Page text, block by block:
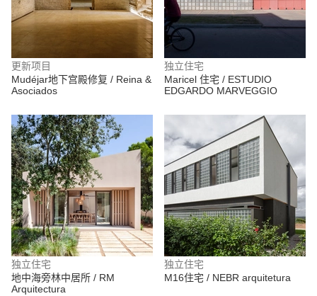
更新项目
Mudéjar地下宫殿修复 / Reina &
Asociados
独立住宅
Maricel 住宅 / ESTUDIO
EDGARDO MARVEGGIO
独立住宅
地中海旁林中居所 / RM
Arquitectura
独立住宅
M16住宅 / NEBR arquitetura